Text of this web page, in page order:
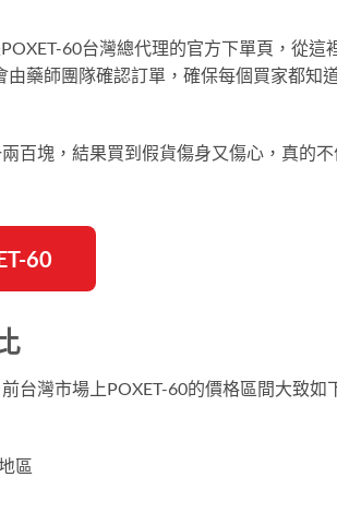
60台灣總代理的官方下單頁，從這
藥師團隊確認訂單，確保每個買家都知
百塊，結果買到假貨傷身又傷心，真的
60
台灣市場上POXET-60的價格區間大致如
區